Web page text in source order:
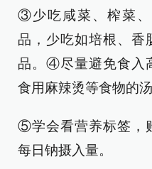
③少吃咸菜、榨菜
品，少吃如培根、香
品。④尽量避免食入
食用麻辣烫等食物的汤
⑤学会看营养标签，
每日钠摄入量。